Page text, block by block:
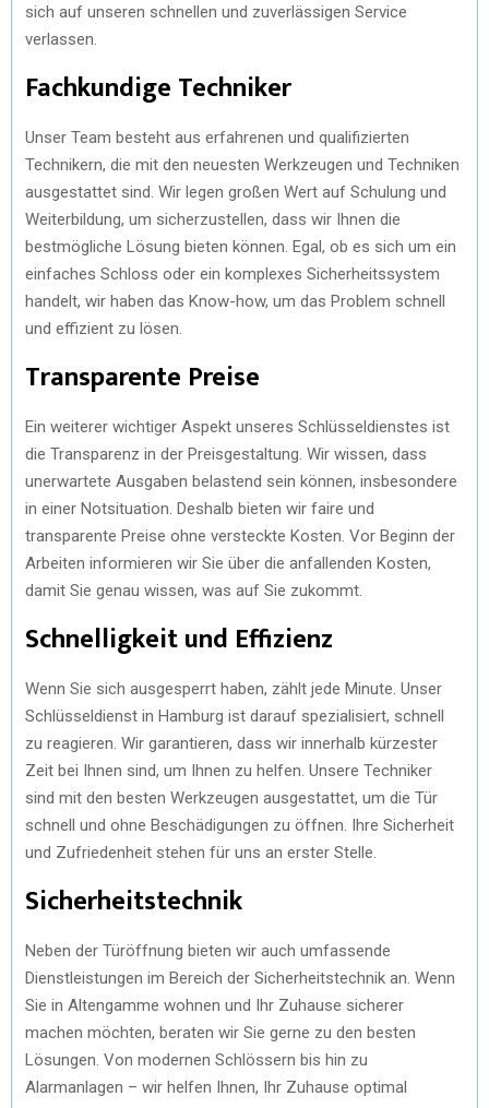
sich auf unseren schnellen und zuverlässigen Service
verlassen.
Fachkundige Techniker
Unser Team besteht aus erfahrenen und qualifizierten
Technikern, die mit den neuesten Werkzeugen und Techniken
ausgestattet sind. Wir legen großen Wert auf Schulung und
Weiterbildung, um sicherzustellen, dass wir Ihnen die
bestmögliche Lösung bieten können. Egal, ob es sich um ein
einfaches Schloss oder ein komplexes Sicherheitssystem
handelt, wir haben das Know-how, um das Problem schnell
und effizient zu lösen.
Transparente Preise
Ein weiterer wichtiger Aspekt unseres Schlüsseldienstes ist
die Transparenz in der Preisgestaltung. Wir wissen, dass
unerwartete Ausgaben belastend sein können, insbesondere
in einer Notsituation. Deshalb bieten wir faire und
transparente Preise ohne versteckte Kosten. Vor Beginn der
Arbeiten informieren wir Sie über die anfallenden Kosten,
damit Sie genau wissen, was auf Sie zukommt.
Schnelligkeit und Effizienz
Wenn Sie sich ausgesperrt haben, zählt jede Minute. Unser
Schlüsseldienst in Hamburg ist darauf spezialisiert, schnell
zu reagieren. Wir garantieren, dass wir innerhalb kürzester
Zeit bei Ihnen sind, um Ihnen zu helfen. Unsere Techniker
sind mit den besten Werkzeugen ausgestattet, um die Tür
schnell und ohne Beschädigungen zu öffnen. Ihre Sicherheit
und Zufriedenheit stehen für uns an erster Stelle.
Sicherheitstechnik
Neben der Türöffnung bieten wir auch umfassende
Dienstleistungen im Bereich der Sicherheitstechnik an. Wenn
Sie in Altengamme wohnen und Ihr Zuhause sicherer
machen möchten, beraten wir Sie gerne zu den besten
Lösungen. Von modernen Schlössern bis hin zu
Alarmanlagen – wir helfen Ihnen, Ihr Zuhause optimal